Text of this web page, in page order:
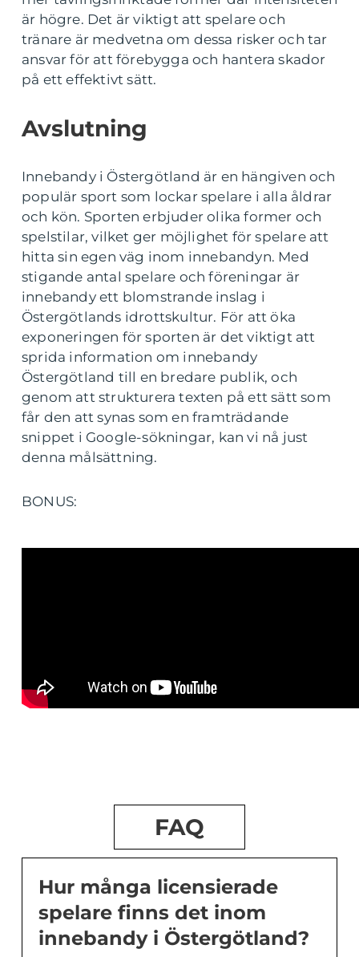
är högre. Det är viktigt att spelare och
tränare är medvetna om dessa risker och tar
ansvar för att förebygga och hantera skador
på ett effektivt sätt.
Avslutning
Innebandy i Östergötland är en hängiven och
populär sport som lockar spelare i alla åldrar
och kön. Sporten erbjuder olika former och
spelstilar, vilket ger möjlighet för spelare att
hitta sin egen väg inom innebandyn. Med
stigande antal spelare och föreningar är
innebandy ett blomstrande inslag i
Östergötlands idrottskultur. För att öka
exponeringen för sporten är det viktigt att
sprida information om innebandy
Östergötland till en bredare publik, och
genom att strukturera texten på ett sätt som
får den att synas som en framträdande
snippet i Google-sökningar, kan vi nå just
denna målsättning.
BONUS:
FAQ
Hur många licensierade
spelare finns det inom
innebandy i Östergötland?